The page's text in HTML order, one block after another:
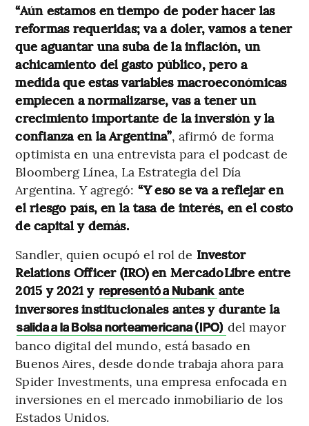
“Aún estamos en tiempo de poder hacer las
reformas requeridas; va a doler, vamos a tener
que aguantar una suba de la inflación, un
achicamiento del gasto público, pero a
medida que estas variables macroeconómicas
empiecen a normalizarse, vas a tener un
crecimiento importante de la inversión y la
confianza en la Argentina”, afirmó de forma
optimista en una entrevista para el podcast de
Bloomberg Línea, La Estrategia del Día
Argentina. Y agregó: “Y eso se va a reflejar en
el riesgo país, en la tasa de interés, en el costo
de capital y demás.
Sandler, quien ocupó el rol de Investor
Relations Officer (IRO) en MercadoLibre entre
2015 y 2021 y representó a Nubank ante
inversores institucionales antes y durante la
salida a la Bolsa norteamericana (IPO) del mayor
banco digital del mundo, está basado en
Buenos Aires, desde donde trabaja ahora para
Spider Investments, una empresa enfocada en
inversiones en el mercado inmobiliario de los
Estados Unidos.